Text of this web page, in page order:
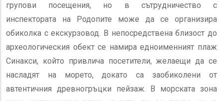
групови посещения, но в сътрудничество с
инспектората на Родопите може да се организира
обиколка с екскурзовод. В непосредствена близост до
археологическия обект се намира едноименният плаж
Синакси, който привлича посетители, желаещи да се
насладят на морето, докато са заобиколени от
автентичния древногръцки пейзаж. В морската зона